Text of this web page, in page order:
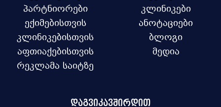
პარტნიორები
ექიმებისთვის
კლინიკებისთვის
აფთიაქებისთვის
რეკლამა საიტზე
კლინიკები
ანოტაციები
ბლოგი
მედია
დაგვიკავშირდით